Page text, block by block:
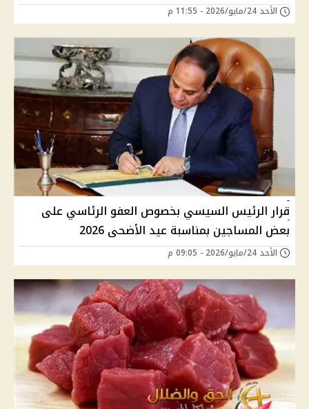
الأحد 24/مايو/2026 - 11:55 م
قرار الرئيس السيسي بخصوص العفو الرئاسي على
بعض المساجين بمناسبة عيد الأضحى 2026
الأحد 24/مايو/2026 - 09:05 م